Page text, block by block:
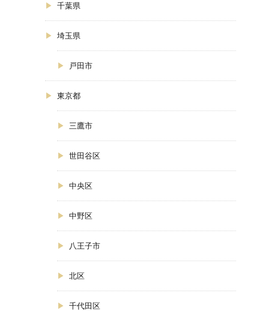
千葉県
埼玉県
戸田市
東京都
三鷹市
世田谷区
中央区
中野区
八王子市
北区
千代田区